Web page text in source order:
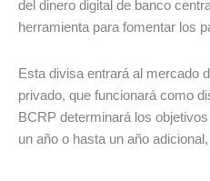
del dinero digital de banco
herramienta para fomentar los
Esta divisa entrará al mercado
privado, que funcionará como
BCRP determinará los
un año o hasta un año